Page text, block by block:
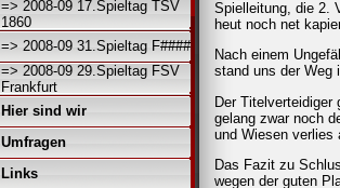
=> 2008-09 17.Spieltag TSV
1860
=> 2008-09 31.Spieltag F####
=> 2008-09 29.Spieltag FSV
Frankfurt
Hier sind wir
Umfragen
Links
Spielleitung, die 2.
heut noch net
Nach einem
stand uns der Weg
Der Titelverteidiger
gelang zwar noch
und Wiesen verlies
Das Fazit zu
wegen der guten